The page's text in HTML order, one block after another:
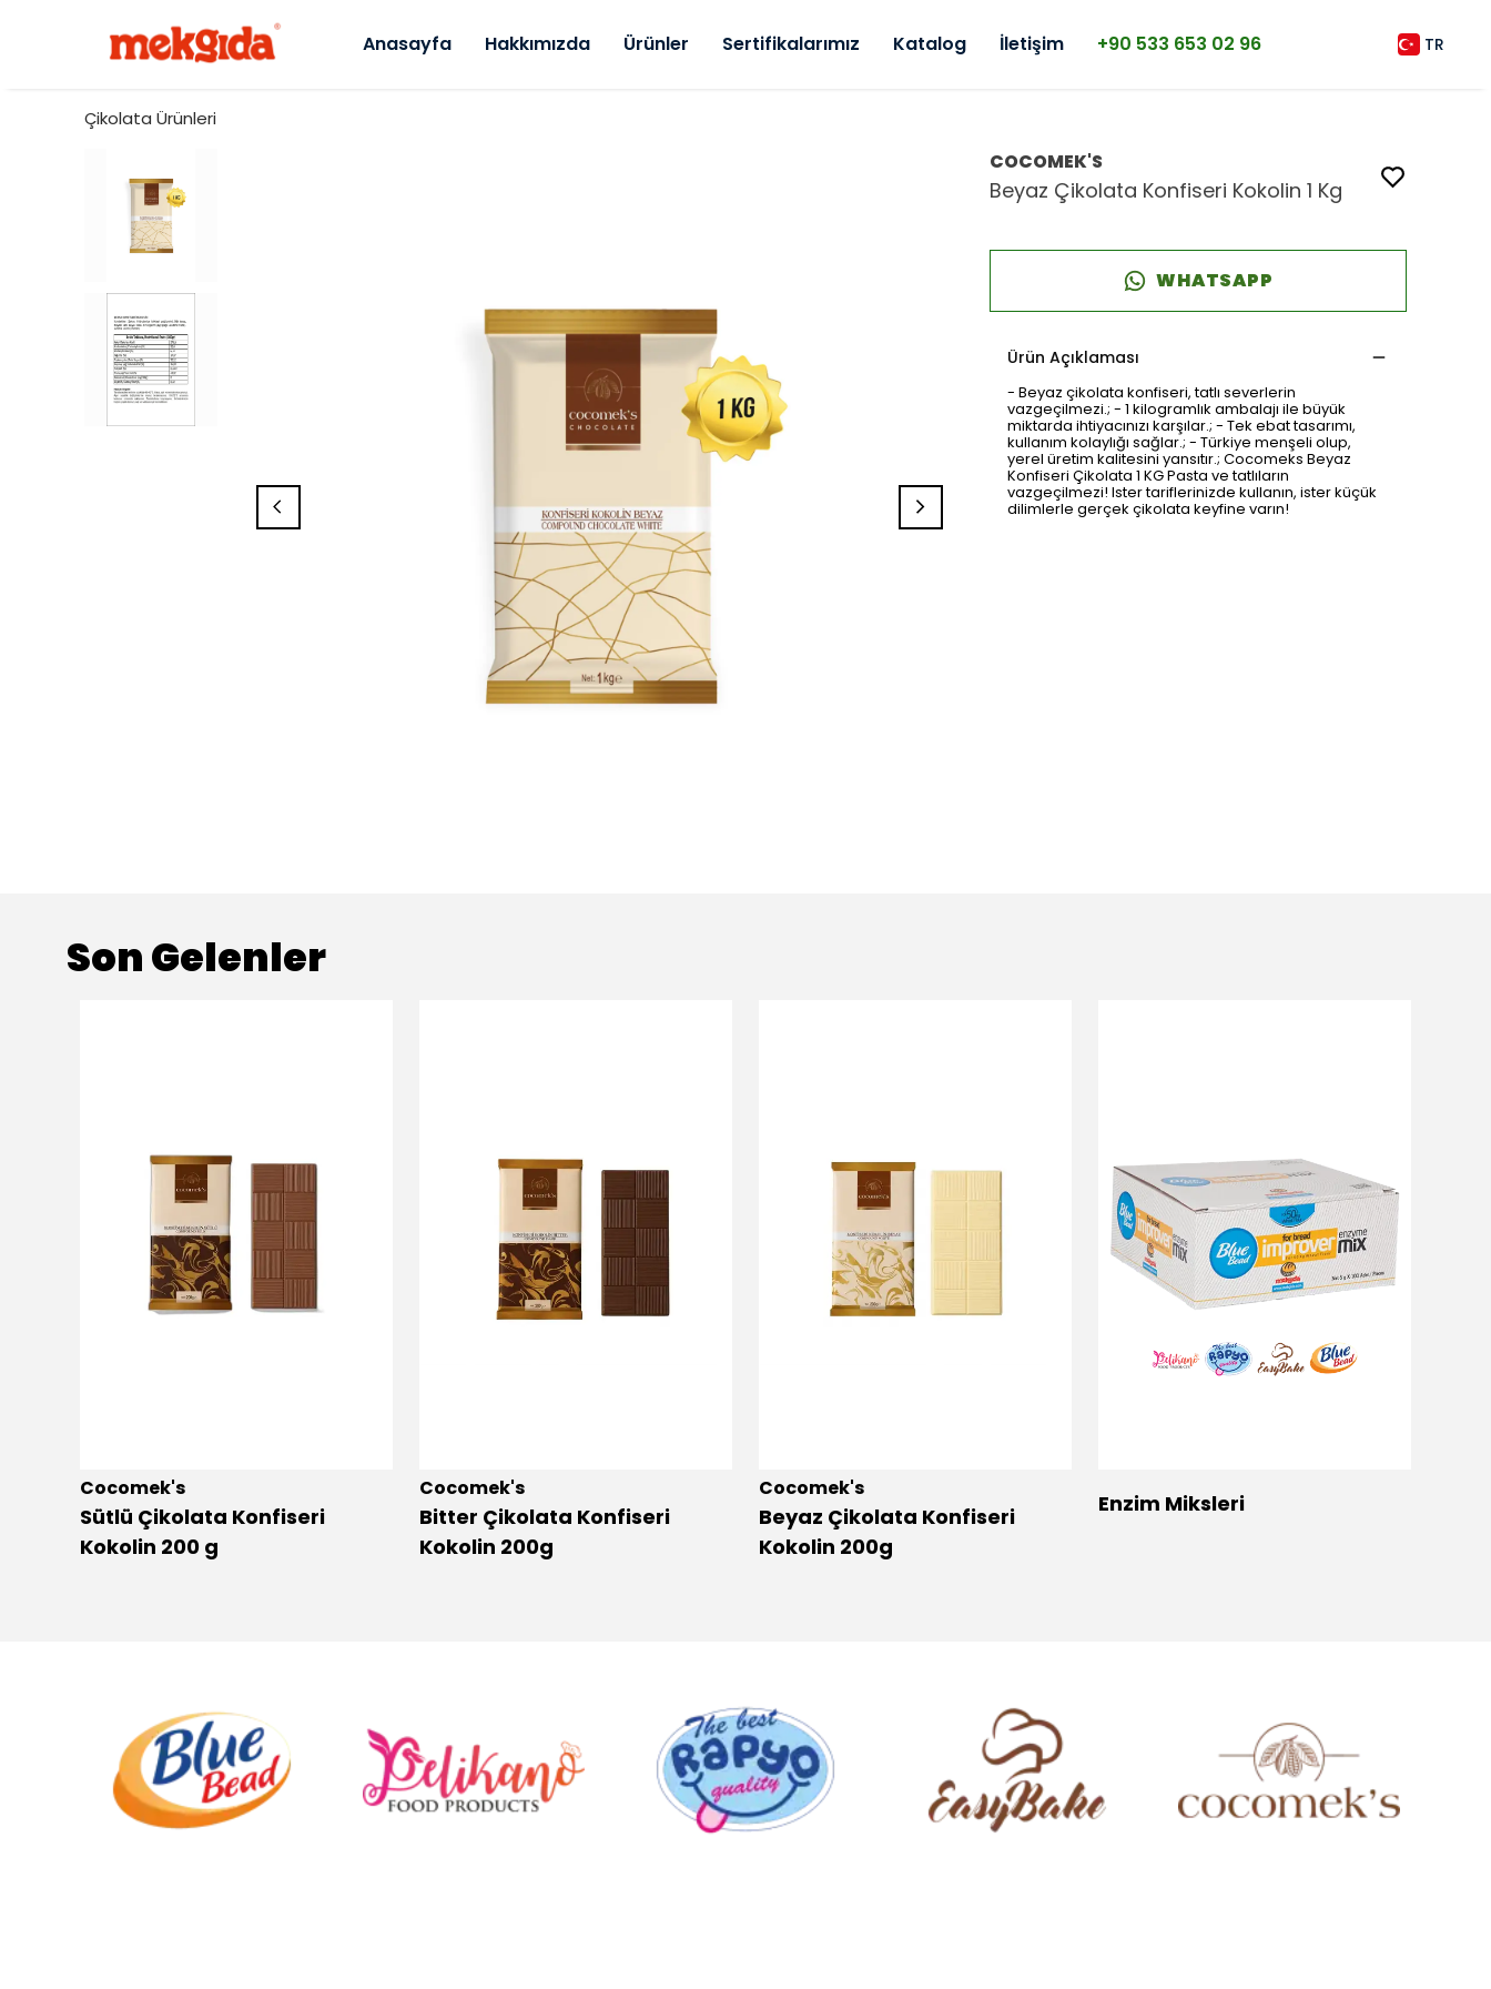
Anasayfa Hakkımızda Ürünler Sertifikalarımız Katalog İletişim +90 533 653 02 96 TR
Çikolata Ürünleri
COCOMEK'S
Beyaz Çikolata Konfiseri Kokolin 1 Kg
WHATSAPP
Ürün Açıklaması
- Beyaz çikolata konfiseri, tatlı severlerin
vazgeçilmezi.; - 1 kilogramlık ambalajı ile büyük
miktarda ihtiyacınızı karşılar.; - Tek ebat tasarımı,
kullanım kolaylığı sağlar.; - Türkiye menşeli olup,
yerel üretim kalitesini yansıtır.; Cocomeks Beyaz
Konfiseri Çikolata 1 KG Pasta ve tatlıların
vazgeçilmezi! Ister tariflerinizde kullanın, ister küçük
dilimlerle gerçek çikolata keyfine varın!
Son Gelenler
Cocomek's
Sütlü Çikolata Konfiseri
Kokolin 200 g
Cocomek's
Bitter Çikolata Konfiseri
Kokolin 200g
Cocomek's
Beyaz Çikolata Konfiseri
Kokolin 200g
Enzim Miksleri